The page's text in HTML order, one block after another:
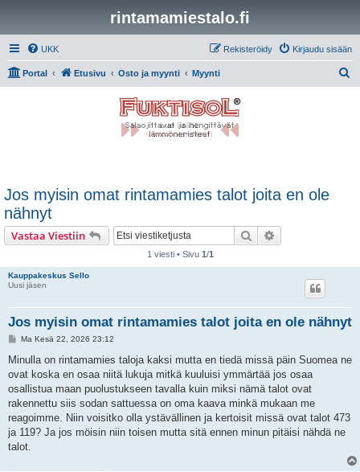
rintamamiestalo.fi
UKK Kirjaudu sisään
Rekisteröidy
Portal Etusivu Osto ja myynti Myynti
Jos myisin omat rintamamies talot joita en ole
nähnyt
Vastaa Viestiin Etsi
1 viesti • Sivu 1/1
Kauppakeskus Sello
Uusi jäsen
Jos myisin omat rintamamies talot joita en ole nähnyt
V
e
t
i
Ma Kesä 22, 2026 23:12
Minulla on rintamamies taloja kaksi mutta en tiedä missä päin Suomea ne
ovat koska en osaa niitä lukuja mitkä kuuluisi ymmärtää jos osaa
osallistua maan puolustukseen tavalla kuin miksi nämä talot ovat
rakennettu siis sodan sattuessa on oma kaava minkä mukaan me
reagoimme. Niin voisitko olla ystävällinen ja kertoisit missä ovat talot 473
ja 119? Ja jos möisin niin toisen mutta sitä ennen minun pitäisi nähdä ne
talot.